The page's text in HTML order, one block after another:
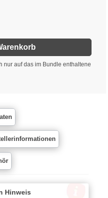
nur auf das im Bundle enthaltene
Hinweis